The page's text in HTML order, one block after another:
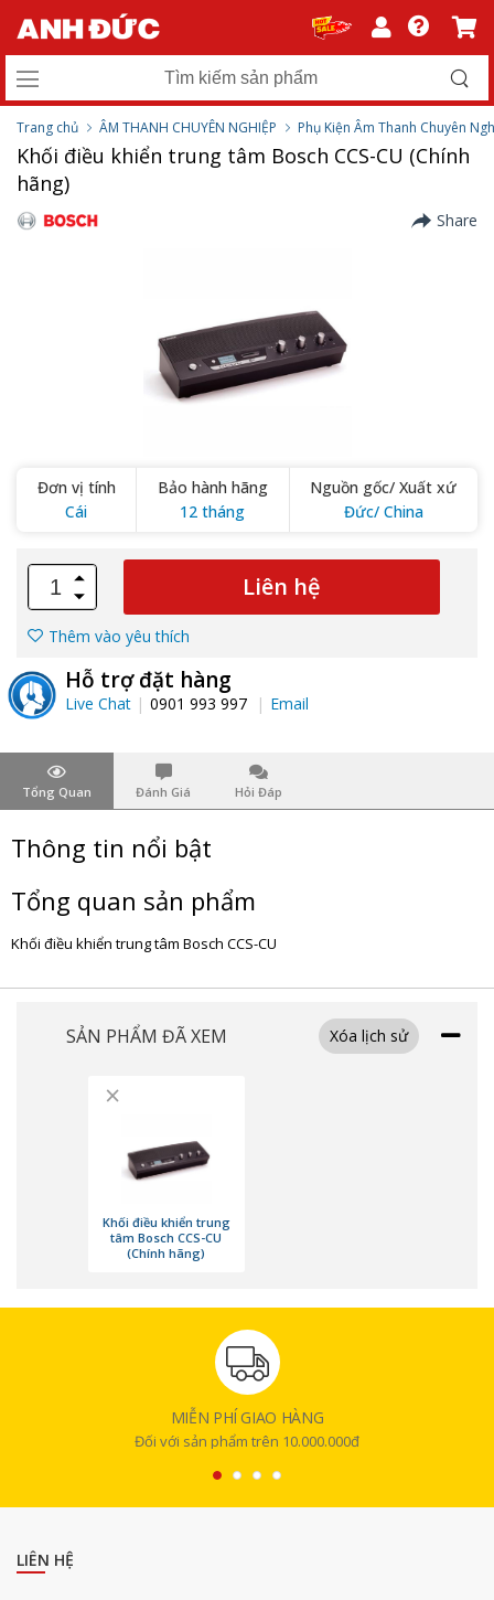
Trang chủ ÂM THANH CHUYÊN NGHIỆP Phụ Kiện Âm Thanh Chuyên
Khối điều khiển trung tâm Bosch CCS-CU (Chính
hãng)
Share
Đơn vị tính
Cái
Bảo hành hãng
12 tháng
Nguồn gốc/ Xuất xứ
Đức/ China
Liên hệ
Thêm vào yêu thích
Hỗ trợ đặt hàng
Live Chat 0901 993 997 Email
Tổng Quan Đánh Giá Hỏi Đáp
Thông tin nổi bật
Tổng quan sản phẩm
Khối điều khiển trung tâm Bosch CCS-CU
SẢN PHẨM ĐÃ XEM Xóa lịch sử
×
Khối điều khiển trung
tâm Bosch CCS-CU
(Chính hãng)
MIỄN PHÍ GIAO HÀNG
Đối với sản phẩm trên 10.000.000đ
LIÊN HỆ